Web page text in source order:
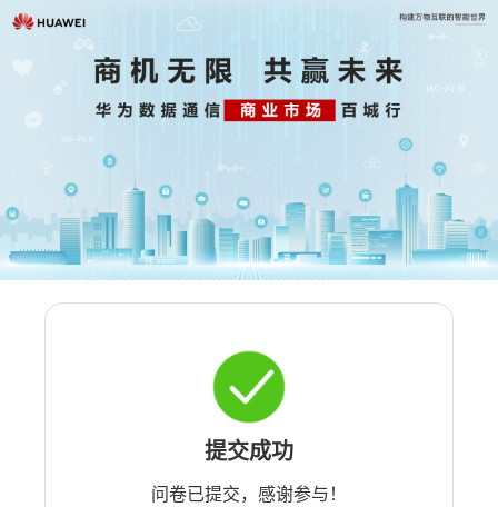
提交成功
问卷已提交，感谢参与！